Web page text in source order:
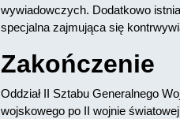
wywiadowczych. Dodatkowo
specjalna zajmująca się
Zakończenie
Oddział II Sztabu Generalnego
wojskowego po II wojnie